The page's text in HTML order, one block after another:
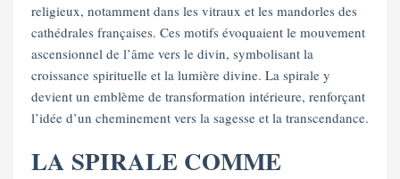
religieux, notamment dans les vitraux et les mandorles des
cathédrales françaises. Ces motifs évoquaient le mouvement
ascensionnel de l’âme vers le divin, symbolisant la
croissance spirituelle et la lumière divine. La spirale y
devient un emblème de transformation intérieure, renforçant
l’idée d’un cheminement vers la sagesse et la transcendance.
LA SPIRALE COMME